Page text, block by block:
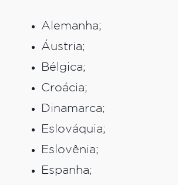
Alemanha;
Áustria;
Bélgica;
Croácia;
Dinamarca;
Eslováquia;
Eslovênia;
Espanha;